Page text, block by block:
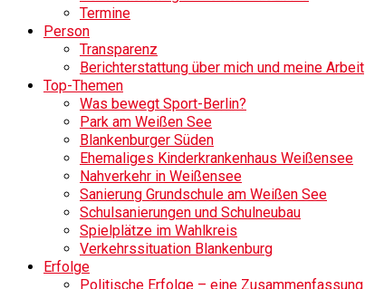
Termine
Person
Transparenz
Berichterstattung über mich und meine Arbeit
Top-Themen
Was bewegt Sport-Berlin?
Park am Weißen See
Blankenburger Süden
Ehemaliges Kinderkrankenhaus Weißensee
Nahverkehr in Weißensee
Sanierung Grundschule am Weißen See
Schulsanierungen und Schulneubau
Spielplätze im Wahlkreis
Verkehrssituation Blankenburg
Erfolge
Politische Erfolge – eine Zusammenfassung